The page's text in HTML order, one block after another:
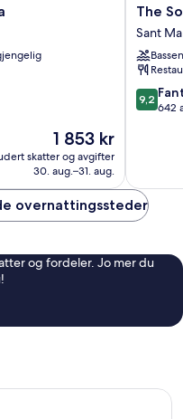
Prisen
er
1 853 kr
1 853 kr
skatter og avgifter
30. aug.–31. aug.
The
Social
Hub
Sant
Martí
The
Sant
9.2
av
9,2
642
overnattingssteder
og fordeler. Jo mer du